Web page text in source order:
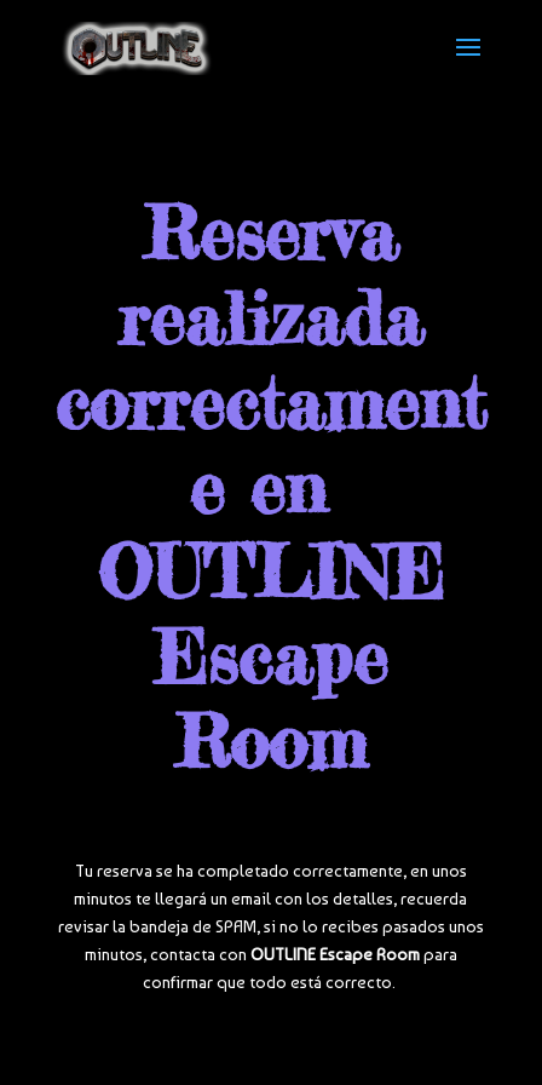
Reserva
realizada
correctament
e en
OUTLINE
Escape
Room
Tu reserva se ha completado correctamente, en unos
minutos te llegará un email con los detalles, recuerda
revisar la bandeja de SPAM, si no lo recibes pasados unos
minutos, contacta con OUTLINE Escape Roompara
confirmar que todo está correcto.